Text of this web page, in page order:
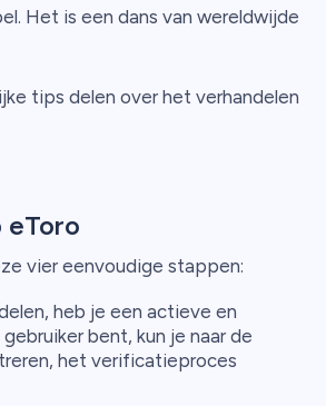
Het is een dans van wereldwijde
tips delen over het verhandelen
eToro
vier eenvoudige stappen:
heb je een actieve en
bent, kun je naar de
het verificatieproces